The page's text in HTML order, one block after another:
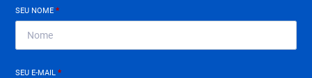
SEU NOME*
SEU E-MAIL*